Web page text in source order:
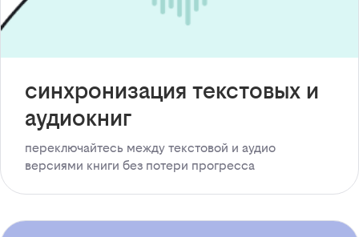
синхронизация текстовых и
аудиокниг
переключайтесь между текстовой и аудио
версиями книги без потери прогресса